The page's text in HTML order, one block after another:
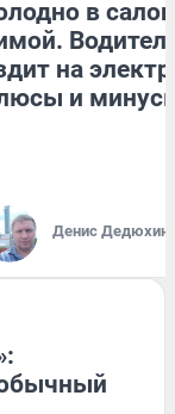
в
на
и
Денис Дедюхин